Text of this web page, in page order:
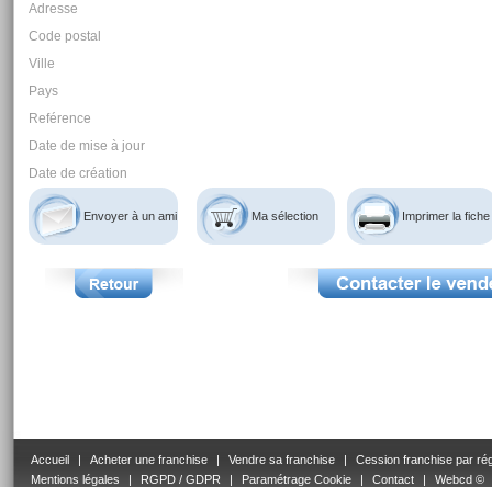
Adresse
Code postal
Ville
Pays
Reférence
Date de mise à jour
Date de création
Envoyer à un ami Ma sélection Imprimer la fiche
Accueil | Acheter une franchise | Vendre sa franchise |
Cession franchise par
Mentions légales
| RGPD / GDPR | Paramétrage Cookie | Contact | Webcd ©